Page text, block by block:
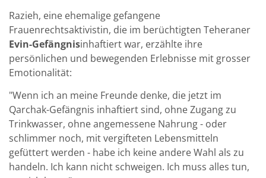
Razieh, eine ehemalige gefangene
Frauenrechtsaktivistin, die im berüchtigten Teheraner
Evin-Gefängnisinhaftiert war, erzählte ihre
persönlichen und bewegenden Erlebnisse mit grosser
Emotionalität:
"Wenn ich an meine Freunde denke, die jetzt im
Qarchak-Gefängnis inhaftiert sind, ohne Zugang zu
Trinkwasser, ohne angemessene Nahrung - oder
schlimmer noch, mit vergifteten Lebensmitteln
gefüttert werden - habe ich keine andere Wahl als zu
handeln. Ich kann nicht schweigen. Ich muss alles tun,